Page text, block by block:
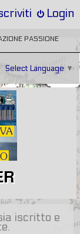
Login
PASSIONE
Select Language ▼
iscritto e